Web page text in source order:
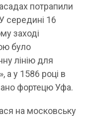
потрапили
середині 16
заході
було
лінію для
а у 1586 році в
фортецю Уфа.
на московську